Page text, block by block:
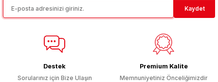
Ürün fiyatı diğer sitelerden daha pahalı.
Kaydet
Destek
Sorularınız için Bize Ulaşın
Premium Kalite
Memnuniyetiniz Önceliğimizdir